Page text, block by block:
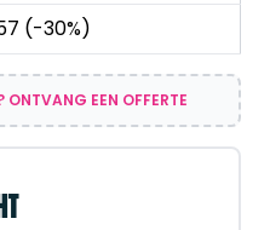
(-30%)
ONTVANG EEN OFFERTE